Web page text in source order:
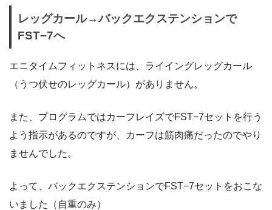
レッグカール→バックエクステンションで
FST−7へ
エニタイムフィットネスには、ライイングレッグカール
（うつ伏せのレッグカール）がありません。
また、プログラムではカーフレイズでFST−7セットを行う
よう指示があるのですが、カーフは筋肉痛だったのでやり
ませんでした。
よって、バックエクステンションでFST−7セットをおこな
いました（自重のみ）